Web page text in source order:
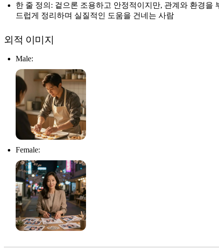
한 줄 정의: 겉으론 조용하고 안정적이지만, 관계와 환경을
드럽게 정리하며 실질적인 도움을 건네는 사람
외적 이미지
Male:
Female: